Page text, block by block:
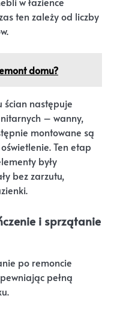
ten zależy od liczby
domu?
ścian następuje
– wanny,
montowane są
Ten etap
były
bez zarzutu,
i sprzątanie
po remoncie
pełną